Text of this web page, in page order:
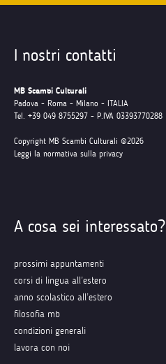
I nostri contatti
MB Scambi Culturali
Padova - Roma - Milano - ITALIA
Tel. +39 049 8755297 - P.IVA 03393770288
Copyright MB Scambi Culturali ©2026
Leggi la normativa sulla privacy
A cosa sei interessato?
prossimi appuntamenti
corsi di lingua all’estero
anno scolastico all’estero
filosofia mb
condizioni generali
lavora con noi